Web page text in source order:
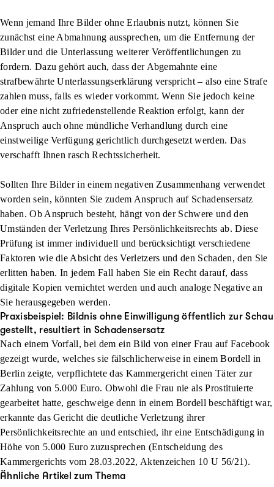
Wenn jemand Ihre Bilder ohne Erlaubnis nutzt, können Sie
zunächst eine Abmahnung aussprechen, um die Entfernung der
Bilder und die Unterlassung weiterer Veröffentlichungen zu
fordern. Dazu gehört auch, dass der Abgemahnte eine
strafbewährte Unterlassungserklärung verspricht – also eine Strafe
zahlen muss, falls es wieder vorkommt. Wenn Sie jedoch keine
oder eine nicht zufriedenstellende Reaktion erfolgt, kann der
Anspruch auch ohne mündliche Verhandlung durch eine
einstweilige Verfügung gerichtlich durchgesetzt werden. Das
verschafft Ihnen rasch Rechtssicherheit.
Sollten Ihre Bilder in einem negativen Zusammenhang verwendet
worden sein, könnten Sie zudem Anspruch auf Schadensersatz
haben. Ob Anspruch besteht, hängt von der Schwere und den
Umständen der Verletzung Ihres Persönlichkeitsrechts ab. Diese
Prüfung ist immer individuell und berücksichtigt verschiedene
Faktoren wie die Absicht des Verletzers und den Schaden, den Sie
erlitten haben. In jedem Fall haben Sie ein Recht darauf, dass
digitale Kopien vernichtet werden und auch analoge Negative an
Sie herausgegeben werden.
Praxisbeispiel: Bildnis ohne Einwilligung öffentlich zur Schau
gestellt, resultiert in Schadensersatz
Nach einem Vorfall, bei dem ein Bild von einer Frau auf Facebook
gezeigt wurde, welches sie fälschlicherweise in einem Bordell in
Berlin zeigte, verpflichtete das Kammergericht einen Täter zur
Zahlung von 5.000 Euro. Obwohl die Frau nie als Prostituierte
gearbeitet hatte, geschweige denn in einem Bordell beschäftigt war,
erkannte das Gericht die deutliche Verletzung ihrer
Persönlichkeitsrechte an und entschied, ihr eine Entschädigung in
Höhe von 5.000 Euro zuzusprechen (Entscheidung des
Kammergerichts vom 28.03.2022, Aktenzeichen 10 U 56/21).
Ähnliche Artikel zum Thema